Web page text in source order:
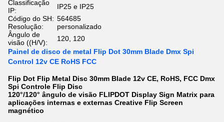
Classificação
IP:
IP25 e IP25
Código do SH: 564685
Resolução:
personalizado
Ângulo de
visão ((H/V):
120, 120
Painel de disco de metal Flip Dot 30mm Blade Dmx Spi
Control 12v CE RoHS FCC
Flip Dot Flip Metal Disc 30mm Blade 12v CE, RoHS, FCC Dmx
Spi Controle Flip Disc
120°/120° ângulo de visão FLIPDOT Display Sign Matrix para
aplicações internas e externas Creative Flip Screen
magnético